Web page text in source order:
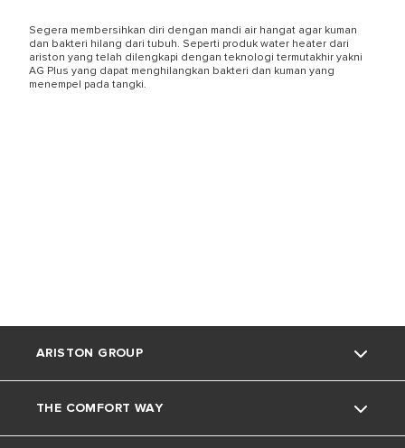
Segera membersihkan diri dengan mandi air hangat agar kuman
dan bakteri hilang dari tubuh. Seperti produk water heater dari
ariston yang telah dilengkapi dengan teknologi termutakhir yakni
AG Plus yang dapat menghilangkan bakteri dan kuman yang
menempel pada tangki.
ARISTON GROUP
Tentang Ariston
THE COMFORT WAY